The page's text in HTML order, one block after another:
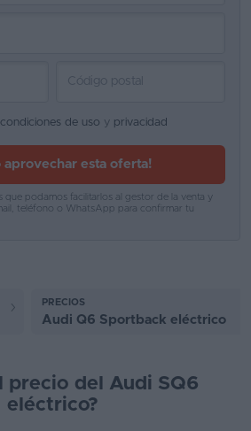
condiciones de uso y privacidad
aprovechar esta oferta!
que podamos facilitarlos al gestor de la venta y
teléfono o WhatsApp para confirmar tu
PRECIOS
Audi Q6 Sportback eléctrico
precio del Audi SQ6
eléctrico?